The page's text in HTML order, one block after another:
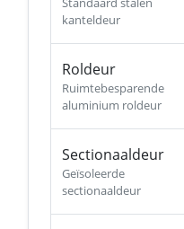
kanteldeur
Roldeur
Ruimtebesparende
aluminium roldeur
Sectionaaldeur
Geïsoleerde
sectionaaldeur